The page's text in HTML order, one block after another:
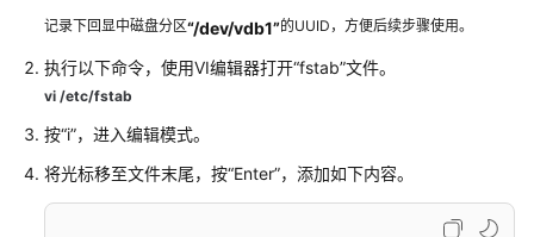
除
云
盘
管
记录下回显中磁盘分区“/dev/vdb1”的UUID，方便后续步骤使用。
执行以下命令，使用VI编辑器打开“fstab”文件。
vi /etc/fstab
按“i”，进入编辑模式。
将光标移至文件末尾，按“Enter”，添加如下内容。